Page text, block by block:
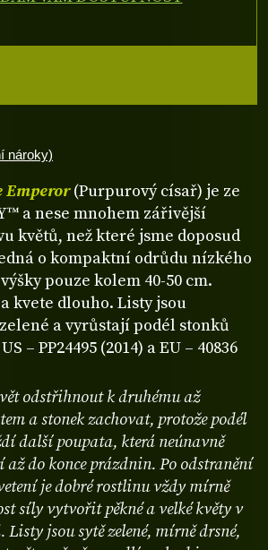
nároky)
Emperor(Purpurový císař) je ze
a nese mnohem zářivější
květů, než které jsme doposud
o kompaktní odrůdu nízkého
pouze kolem 40-50 cm.
kvete dlouho. Listy jsou
a vyrůstají podél stonků
– PP24495 (2014) a EU – 40836
odstřihnout k druhému až
a stonek zachovat, protože podél
další poupata, která neúnavně
až do konce prázdnin. Po odstranění
je dobré rostlinu vždy mírně
síly vytvořit pěkné a velké květy v
jsou sytě zelené, mírně drsné,